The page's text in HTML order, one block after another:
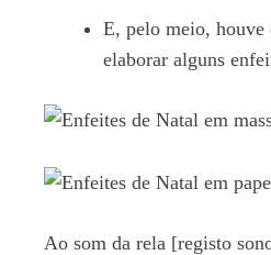
E, pelo meio, houve
elaborar alguns
Ao som da rela [registo